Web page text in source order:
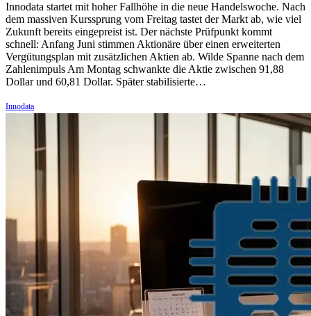
Innodata startet mit hoher Fallhöhe in die neue Handelswoche. Nach
dem massiven Kurssprung vom Freitag tastet der Markt ab, wie viel
Zukunft bereits eingepreist ist. Der nächste Prüfpunkt kommt
schnell: Anfang Juni stimmen Aktionäre über einen erweiterten
Vergütungsplan mit zusätzlichen Aktien ab. Wilde Spanne nach dem
Zahlenimpuls Am Montag schwankte die Aktie zwischen 91,88
Dollar und 60,81 Dollar. Später stabilisierte…
Innodata